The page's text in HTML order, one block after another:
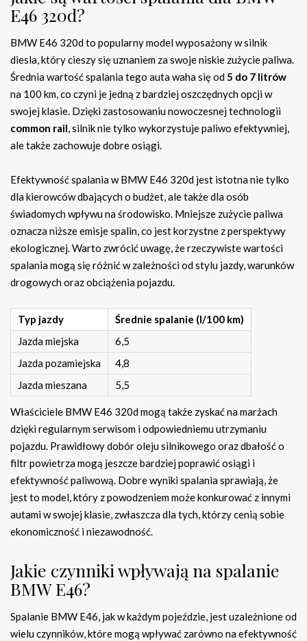
E46 320d?
BMW E46 320d to popularny model wyposażony w silnik
diesla, który cieszy się uznaniem za swoje niskie zużycie paliwa.
Średnia wartość spalania tego auta waha się od5 do 7 litrów
na 100 km, co czyni je jedną z bardziej oszczędnych opcji w
swojej klasie. Dzięki zastosowaniu nowoczesnej technologii
common rail, silnik nie tylko wykorzystuje paliwo efektywniej,
ale także zachowuje dobre osiągi.
Efektywność spalania w BMW E46 320d jest istotna nie tylko
dla kierowców dbających o budżet, ale także dla osób
świadomych wpływu na środowisko. Mniejsze zużycie paliwa
oznacza niższe emisje spalin, co jest korzystne z perspektywy
ekologicznej. Warto zwrócić uwagę, że rzeczywiste wartości
spalania mogą się różnić w zależności od stylu jazdy, warunków
drogowych oraz obciążenia pojazdu.
Typ jazdy
Średnie spalanie (l/100 km)
Jazda miejska
6,5
Jazda pozamiejska
4,8
Jazda mieszana
5,5
Właściciele BMW E46 320d mogą także zyskać na marżach
dzięki regularnym serwisom i odpowiedniemu utrzymaniu
pojazdu. Prawidłowy dobór oleju silnikowego oraz dbałość o
filtr powietrza mogą jeszcze bardziej poprawić osiągi i
efektywność paliwową. Dobre wyniki spalania sprawiają, że
jest to model, który z powodzeniem może konkurować z innymi
autami w swojej klasie, zwłaszcza dla tych, którzy cenią sobie
ekonomiczność i niezawodność.
Jakie czynniki wpływają na spalanie
BMW E46?
Spalanie BMW E46, jak w każdym pojeździe, jest uzależnione od
wielu czynników, które mogą wpływać zarówno na efektywność